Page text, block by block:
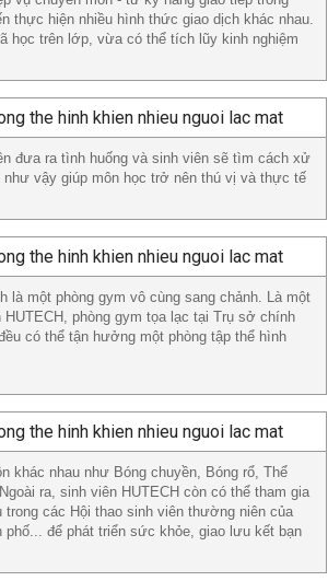
thực hiện nhiều hình thức giao dịch khác nhau.
học trên lớp, vừa có thể tích lũy kinh nghiệm
đưa ra tình huống và sinh viên sẽ tìm cách xử
vậy giúp môn học trở nên thú vị và thực tế
một phòng gym vô cùng sang chảnh. Là một
HUTECH, phòng gym tọa lạc tại Trụ sở chính
có thể tận hưởng một phòng tập thể hình
khác nhau như Bóng chuyền, Bóng rổ, Thể
ra, sinh viên HUTECH còn có thể tham gia
các Hội thao sinh viên thường niên của
để phát triển sức khỏe, giao lưu kết bạn